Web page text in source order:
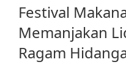
Festival
Memanjakan
Ragam